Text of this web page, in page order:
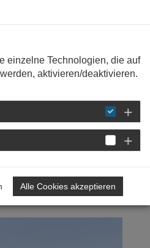
einzelne Technologien, die auf
aktivieren/deaktivieren.
Alle Cookies akzeptieren